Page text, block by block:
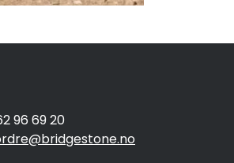
96 69 20